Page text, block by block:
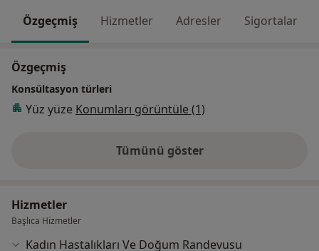
Özgeçmiş Hizmetler Adresler Sigortalar
Özgeçmiş
Konsültasyon türleri
Yüz yüze Konumları görüntüle (1)
Tümünü gösterdeneyim hakkında
Hizmetler
Başlıca Hizmetler
Kadın Hastalıkları Ve Doğum Randevusu